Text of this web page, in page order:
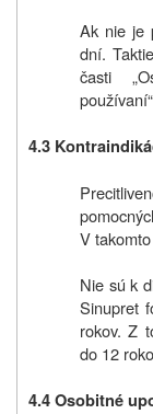
Ak nie je
dní.
časti
4.3
V
Nie sú k
Sinupret
rokov. Z
do 12
4.4 Osobitné